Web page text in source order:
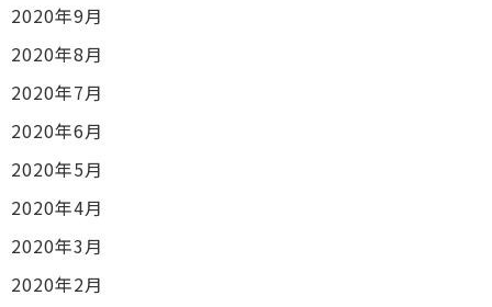
2020年9月
2020年8月
2020年7月
2020年6月
2020年5月
2020年4月
2020年3月
2020年2月